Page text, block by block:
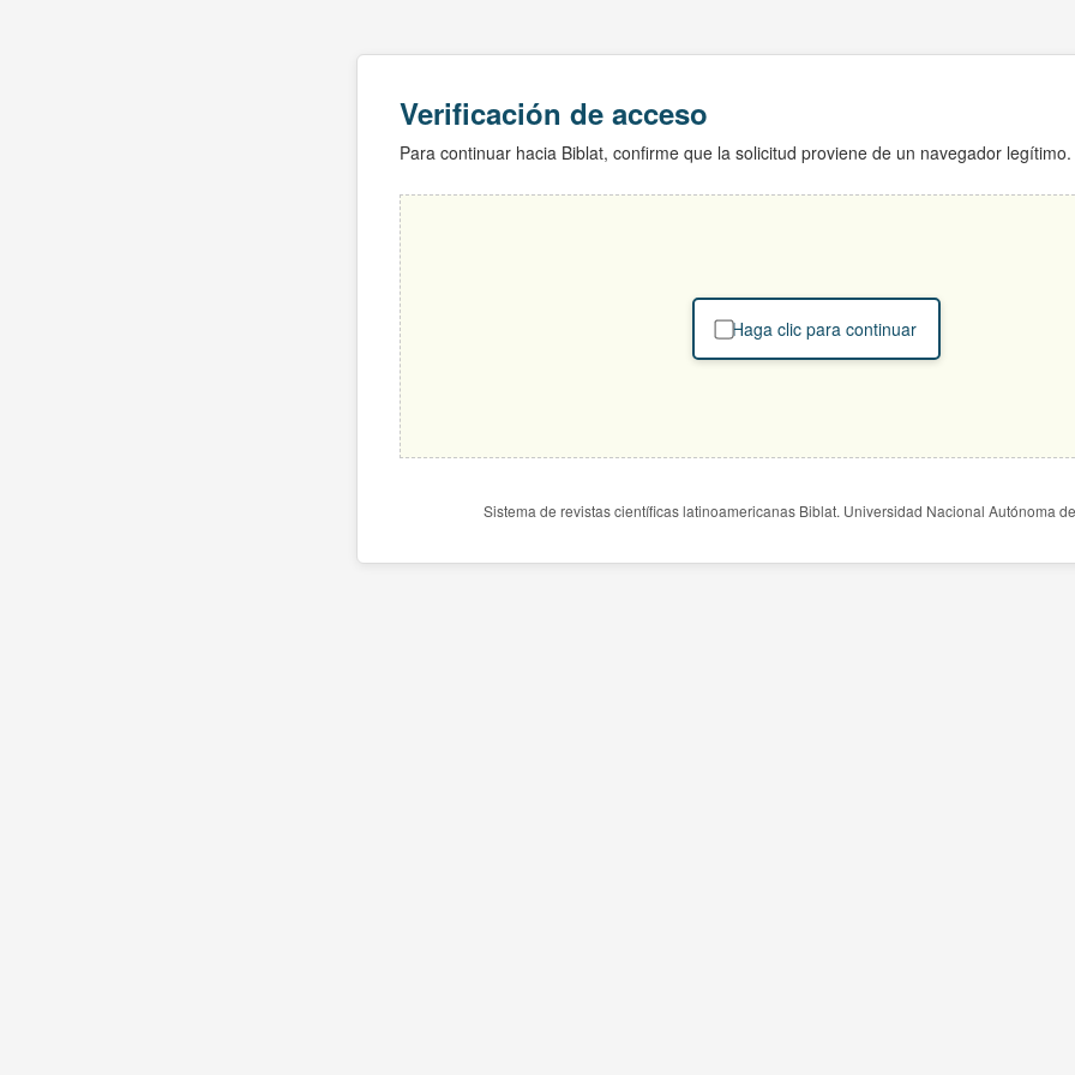
Verificación de acceso
Para continuar hacia Biblat, confirme que la solicitud proviene de un navegador legítimo.
Haga clic para continuar
Sistema de revistas científicas latinoamericanas Biblat. Universidad Nacional Autónoma